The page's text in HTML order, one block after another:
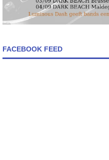
FACEBOOK FEED